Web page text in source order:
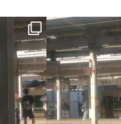
教室、午後
ですが、父の
しまし...
一番最初の予定では、
から大阪市内出張だ
主治医が父を含め
6